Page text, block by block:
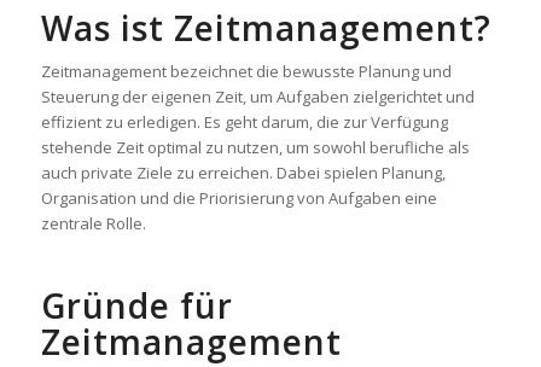
Was ist Zeitmanagement?
Zeitmanagement bezeichnet die bewusste Planung und
Steuerung der eigenen Zeit, um Aufgaben zielgerichtet und
effizient zu erledigen. Es geht darum, die zur Verfügung
stehende Zeit optimal zu nutzen, um sowohl berufliche als
auch private Ziele zu erreichen. Dabei spielen Planung,
Organisation und die Priorisierung von Aufgaben eine
zentrale Rolle.
Gründe für
Zeitmanagement